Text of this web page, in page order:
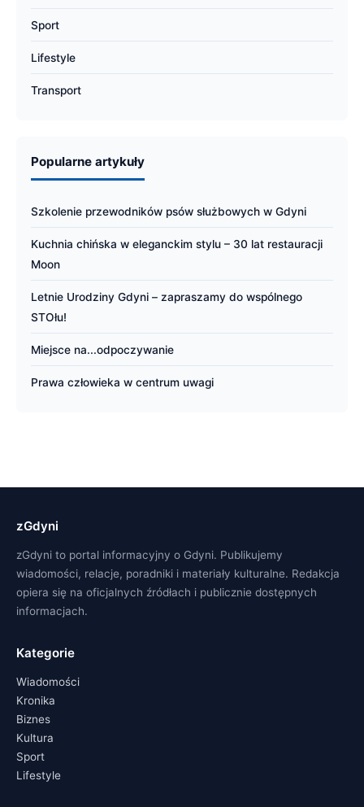
Sport
Lifestyle
Transport
Popularne artykuły
Szkolenie przewodników psów służbowych w Gdyni
Kuchnia chińska w eleganckim stylu – 30 lat restauracji
Moon
Letnie Urodziny Gdyni – zapraszamy do wspólnego
STOłu!
Miejsce na...odpoczywanie
Prawa człowieka w centrum uwagi
zGdyni
zGdyni to portal informacyjny o Gdyni. Publikujemy
wiadomości, relacje, poradniki i materiały kulturalne. Redakcja
opiera się na oficjalnych źródłach i publicznie dostępnych
informacjach.
Kategorie
Wiadomości
Kronika
Biznes
Kultura
Sport
Lifestyle